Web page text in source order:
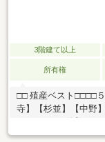
3階建て以上
所有権
□□ 殖産ベスト□□□□
寺】【杉並】【中野
65名超のスタッフが